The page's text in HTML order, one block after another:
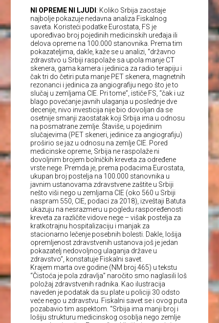
NI OPREME NI LJUDI : Koliko Srbija zaostaje
najbolje pokazuje nedavna analiza Fiskalnog
saveta. Koristeći podatke Eurostata, FS je
upoređivao broj pojedinih medicinskih uređaja ili
delova opreme na 100.000 stanovnika. Prema tim
pokazateljima, dakle, kaže se u analizi, “državno
zdravstvo u Srbiji raspolaže sa upola manje CT
skenera, gama kamera i jedinica za radio terapiju i
čak tri do četiri puta manje PET skenera, magnetnih
rezonanci i jedinica za angiografiju nego što je to
slučaj u zemljama CIE. Pri tome”, ističe FS, “čak i uz
blago povećanje javnih ulaganja u poslednje dve
decenije, nivo investicija nije bio dovoljan da se
osetnije smanji zaostatak koji Srbija ima u odnosu
na posmatrane zemlje. Štaviše, u pojedinim
slučajevima (PET skeneri, jedinice za angiografiju)
proširio se jaz u odnosu na zemlje CIE. Pored
medicinske opreme, Srbija ne raspolaže ni
dovoljnim brojem bolničkih kreveta za određene
vrste nege. Premda je, prema podacima Eurostata,
ukupan broj postelja na 100.000 stanovnika u
javnim ustanovama zdravstvene zaštite u Srbiji
nešto viši nego u zemljama CIE (oko 560 u Srbiji
naspram 550, CIE, podaci za 2018), izveštaji Batuta
ukazuju na nesrazmeru u pogledu raspoređenosti
kreveta za različite vidove nege – višak postelja za
kratkotrajnu hospitalizaciju i manjak za
stacionarno lečenje posebnih bolesti. Dakle, lošija
opremljenost zdravstvenih ustanova još je jedan
pokazatelj nedovoljnog ulaganja države u
zdravstvo”, konstatuje Fiskalni savet.
Krajem marta ove godine (NM broj 465) u tekstu
“Čistoća je pola zdravlja” naročito smo naglasili loš
položaj zdravstvenih radnika. Kao ilustracija
naveden je podatak da su plate u policiji 30 odsto
veće nego u zdravstvu. Fiskalni savet se i ovog puta
pozabavio tim aspektom. “Srbija ima manji broj i
lošiju strukturu medicinskog osoblja nego zemlje